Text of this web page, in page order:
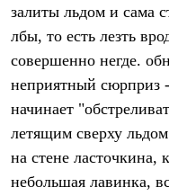
Брюки
Флисовая одежда
Куртки
Брюки
Термобелье
Теплое термобелье
Легкое термобелье
Лёгкая одежда
Футболки
залиты льдом и сама
лбы, то есть лезть
совершенно негде.
неприятный сюрприз
начинает
летящим сверху
на стене ласточкина,
небольшая лавинка,